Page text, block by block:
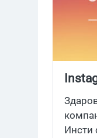
Инсти